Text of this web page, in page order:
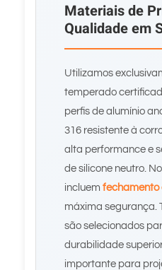
Materiais de
Qualidade em
Utilizamos
temperado
perfis de alumínio
316 resistente à
alta performance e
de silicone neutro.
incluem fechamento
máxima segurança.
são selecionados
durabilidade
importante para